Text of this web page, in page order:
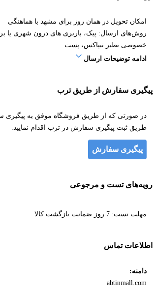
امکان تحویل در همان روز برای مشهد با هماهنگی
روش‌های ارسال: پیک، باربری های درون شهری یا
خصوصی نظیر تیپاکس، پست
ادامه توضیحات ارسال
پیگیری سفارش از طریق ترب
در صورتی که از طریق فروشگاه موفق به پیگیری
طریق ثبت پیگیری سفارش در ترب اقدام نمایید.
پیگیری سفارش
رویه‌های تست و مرجوعی
مهلت تست: 7 روز ضمانت بازگشت کالا
اطلاعات تماس
دامنه:
abtinmall.com